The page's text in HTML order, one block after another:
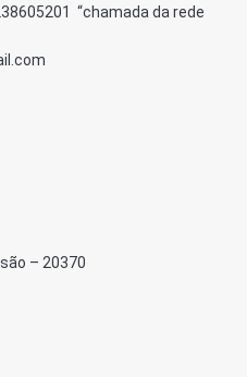
“chamada da rede
– 20370